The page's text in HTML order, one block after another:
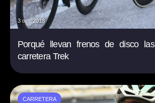
3 oct. 2018
Porqué llevan frenos de disco
carretera Trek
CARRETERA